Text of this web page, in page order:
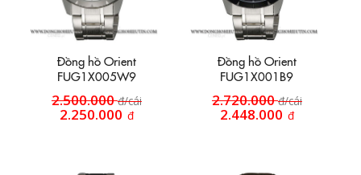
Đồng hồ Orient
FUG1X005W9
2.500.000đ/cái
2.250.000 đ
Đồng hồ Orient
FUG1X001B9
2.720.000đ/cái
2.448.000 đ